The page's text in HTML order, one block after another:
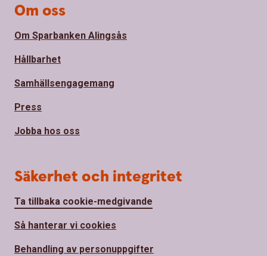
Om oss
Om Sparbanken Alingsås
Hållbarhet
Samhällsengagemang
Press
Jobba hos oss
Säkerhet och integritet
Ta tillbaka cookie-medgivande
Så hanterar vi cookies
Behandling av personuppgifter